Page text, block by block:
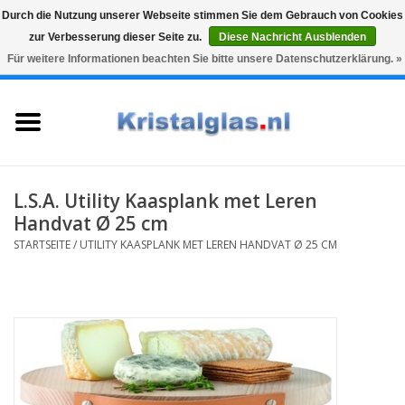
Snelle levering
Graveren
0 Artikel - €0,00
Karaffen
Glasgravur fur karaffe und
Geschenke
L.S.A. Utility Kaasplank met Leren
Handvat Ø 25 cm
STARTSEITE/ UTILITY KAASPLANK MET LEREN HANDVAT Ø 25 CM
Durch die Nutzung unserer Webseite stimmen Sie dem Gebrauch von Cookies
zur Verbesserung dieser Seite zu.
Diese Nachricht Ausblenden
Für weitere Informationen beachten Sie bitte unsere Datenschutzerklärung. »